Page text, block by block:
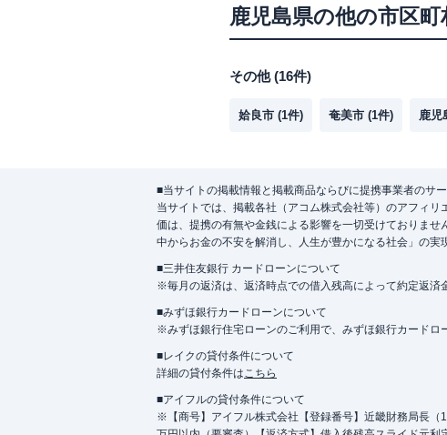
鹿児島県の他の市区
その他(16件)
姶良市 (1件) 奄美市 (1件) 鹿児
■当サイトの掲載情報と掲載商品ならびに提携事業者のサ
当サイトでは、掲載各社（アコム株式会社等）のアフィ
価は、提携の有無や金銭による影響を一切受けておりま
中からお金の不安を解消し、人生が豊かになる社会」の実
■三井住友銀行 カードローンについて
※毎月の返済は、返済時点での借入残高によって約定返済
■みずほ銀行カードローンについて
※みずほ銀行住宅ローンのご利用で、みずほ銀行カードロ
■レイクの貸付条件について
詳細の貸付条件はこちら
■アイフルの貸付条件について
※【商号】アイフル株式会社【登録番号】近畿財務局長